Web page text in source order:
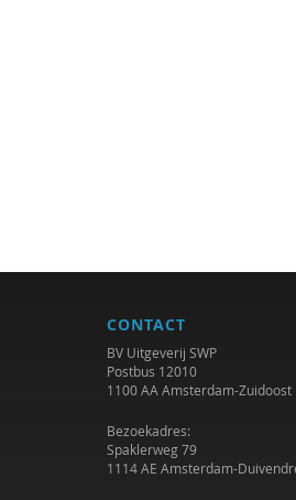
CONTACT
BV Uitgeverij SWP
Postbus 12010
1100 AA Amsterdam-Zuidoost
Bezoekadres:
Spaklerweg 79
1114 AE Amsterdam-